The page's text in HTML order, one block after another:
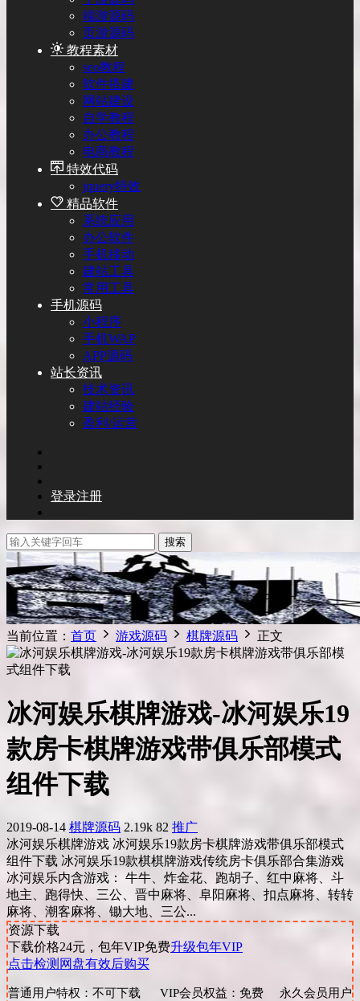
端游源码
页游源码
教程素材
seo教程
软件搭建
网站建设
自学教程
办公教程
电商教程
特效代码
jquery特效
精品软件
系统应用
办公软件
手机移动
建站工具
常用工具
手机源码
小程序
手机WAP
APP源码
站长资讯
技术资讯
建站经验
盈利/运营
登录注册
搜索
当前位置： 首页 游戏源码 棋牌源码 正文
冰河娱乐棋牌游戏-冰河娱乐19
款房卡棋牌游戏带俱乐部模式
组件下载
2019-08-14 棋牌源码 2.19k 82 推广
冰河娱乐棋牌游戏 冰河娱乐19款房卡棋牌游戏带俱乐部模式
组件下载 冰河娱乐19款棋棋牌游戏传统房卡俱乐部合集游戏
冰河娱乐内含游戏： 牛牛、炸金花、跑胡子、红中麻将、斗
地主、跑得快、三公、晋中麻将、阜阳麻将、扣点麻将、转转
麻将、潮客麻将、锄大地、三公...
资源下载
下载价格24元，包年VIP免费升级包年VIP
点击检测网盘有效后购买
普通用户特权：不可下载 VIP会员权益：免费 永久会员用户